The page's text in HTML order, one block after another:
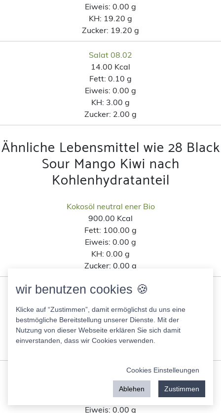
Eiweis: 0.00 g
KH: 19.20 g
Zucker: 19.20 g
Salat 08.02
14.00 Kcal
Fett: 0.10 g
Eiweis: 0.00 g
KH: 3.00 g
Zucker: 2.00 g
Ähnliche Lebensmittel wie 28 Black
Sour Mango Kiwi nach
Kohlenhydratanteil
Kokosöl neutral ener Bio
900.00 Kcal
Fett: 100.00 g
Eiweis: 0.00 g
KH: 0.00 g
Zucker: 0.00 g
Isostar Hydrate & Perform lemon
Fett:0.00 g
Eiweis:0.00 g
KH:88.00 g
Barklays Bonbons
384.00 Kcal
1.00 g
Eiweis: 0.00 g
wir benutzen cookies 🍪
Klicke auf “Zustimmen”, damit ermöglichst du uns eine
bestmögliche Bereitstellung unserer Dienste. Mit der
Nutzung von dieser Webseite erklären Sie sich damit
einverstanden, dass wir Cookies verwenden.
Cookies Einstelleungen
Ablehen Zustimmen